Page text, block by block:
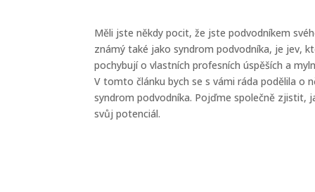
Měli jste někdy pocit, že jste podvodníkem
známý také jako syndrom podvodníka, je jev,
pochybují o vlastních profesních úspěších a
V tomto článku bych se s vámi ráda podělila o
syndrom podvodníka. Pojďme společně
svůj potenciál.